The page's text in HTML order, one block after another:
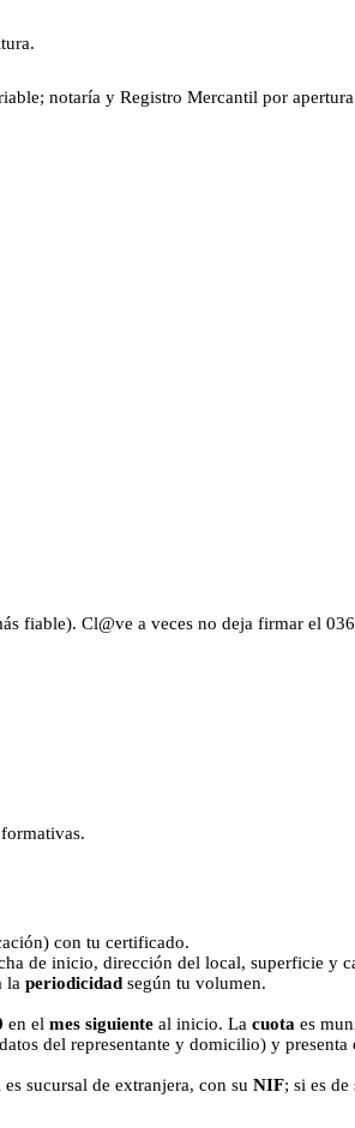
notaría y Registro Mercantil por apertura
fiable). Cl@ve a veces no deja firmar el
con tu certificado.
de inicio, dirección del local, superficie y
la periodicidad según tu volumen.
en el mes siguiente al inicio. La cuota es
del representante y domicilio) y presenta
sucursal de extranjera, con su NIF; si es